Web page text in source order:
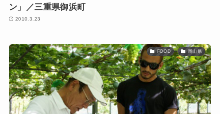
ン」／三重県御浜町
2010.3.23
FOOD 岡山県